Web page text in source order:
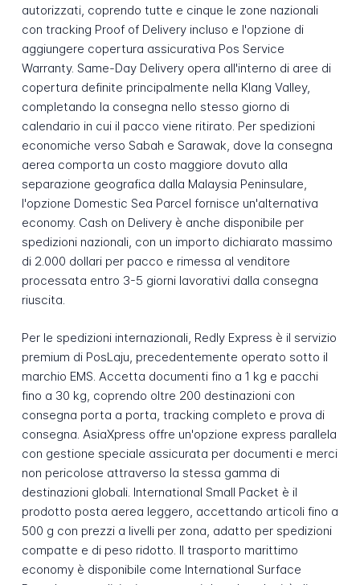
autorizzati, coprendo tutte e cinque le zone nazionali
con tracking Proof of Delivery incluso e l'opzione di
aggiungere copertura assicurativa Pos Service
Warranty. Same-Day Delivery opera all'interno di aree di
copertura definite principalmente nella Klang Valley,
completando la consegna nello stesso giorno di
calendario in cui il pacco viene ritirato. Per spedizioni
economiche verso Sabah e Sarawak, dove la consegna
aerea comporta un costo maggiore dovuto alla
separazione geografica dalla Malaysia Peninsulare,
l'opzione Domestic Sea Parcel fornisce un'alternativa
economy. Cash on Delivery è anche disponibile per
spedizioni nazionali, con un importo dichiarato massimo
di 2.000 dollari per pacco e rimessa al venditore
processata entro 3-5 giorni lavorativi dalla consegna
riuscita.
Per le spedizioni internazionali, Redly Express è il servizio
premium di PosLaju, precedentemente operato sotto il
marchio EMS. Accetta documenti fino a 1 kg e pacchi
fino a 30 kg, coprendo oltre 200 destinazioni con
consegna porta a porta, tracking completo e prova di
consegna. AsiaXpress offre un'opzione express parallela
con gestione speciale assicurata per documenti e merci
non pericolose attraverso la stessa gamma di
destinazioni globali. International Small Packet è il
prodotto posta aerea leggero, accettando articoli fino a
500 g con prezzi a livelli per zona, adatto per spedizioni
compatte e di peso ridotto. Il trasporto marittimo
economy è disponibile come International Surface